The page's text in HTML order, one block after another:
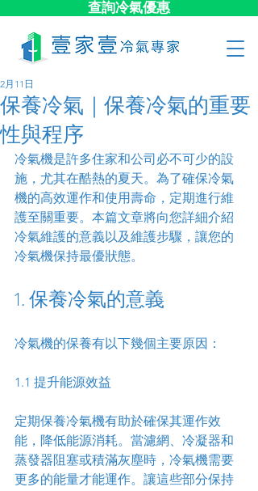
查詢冷氣優惠
保養冷氣｜保養冷氣的重要
性與程序
2月11日
冷氣機是許多住家和公司必不可少的設
施，尤其在酷熱的夏天。為了確保冷氣
機的高效運作和使用壽命，定期進行維
護至關重要。本篇文章將向您詳細介紹
冷氣維護的意義以及維護步驟，讓您的
冷氣機保持最優狀態。
1. 保養冷氣的意義
冷氣機的保養有以下幾個主要原因：
1.1 提升能源效益
定期保養冷氣機有助於確保其運作效
能，降低能源消耗。當濾網、冷凝器和
蒸發器阻塞或積滿灰塵時，冷氣機需要
更多的能量才能運作。讓這些部分保持